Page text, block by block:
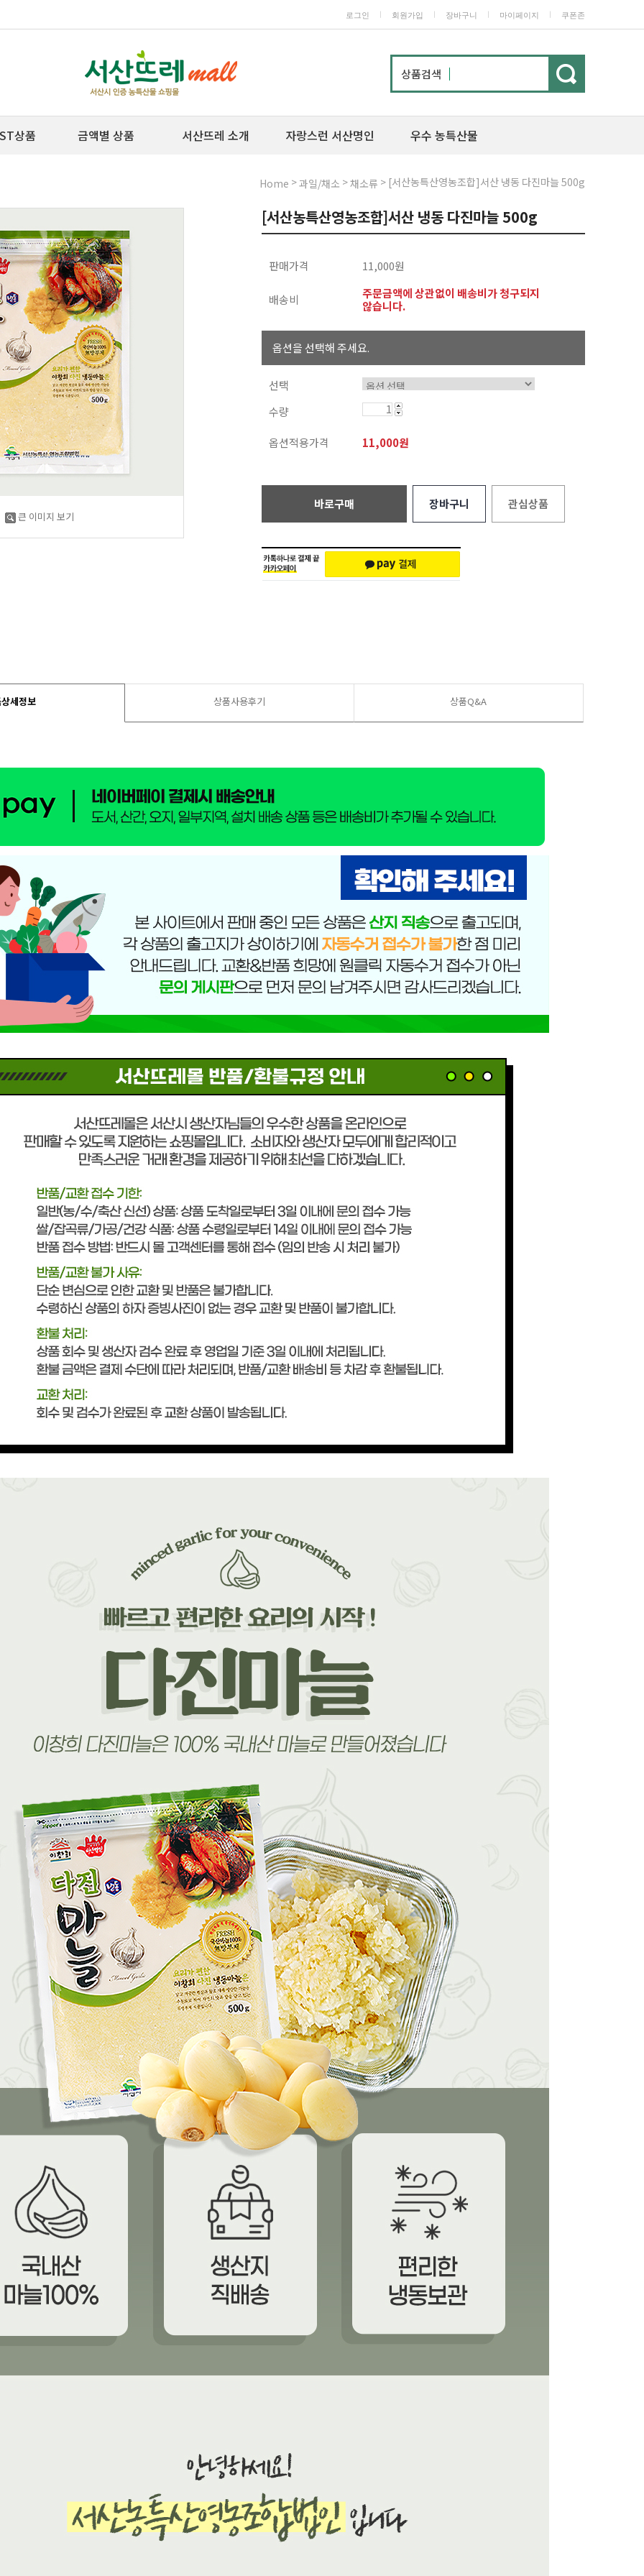
로그인 회원가입 장바구니 마이페이지 쿠폰존
상품검색
상품 금액별 상품 서산뜨레 소개 자랑스런 서산명인 우수 농특산물
Home >과일/채소 >채소류 > [서산농특산영농조합]서산 냉동 다진마늘 500g
큰 이미지 보기
[서산농특산영농조합]서산 냉동 다진마늘 500g
판매가격 11,000원
배송비
주문금액에 상관없이 배송비가 청구되지
않습니다.
옵션을 선택해 주세요.
선택
수량
옵션적용가격 11,000원
바로구매 장바구니 관심상품
세정보 상품사용후기 상품Q&A